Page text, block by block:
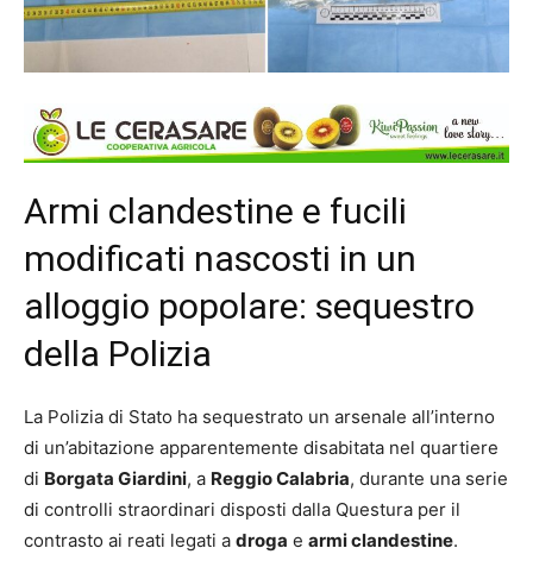
Armi clandestine e fucili
modificati nascosti in un
alloggio popolare: sequestro
della Polizia
La Polizia di Stato ha sequestrato un arsenale all’interno
di un’abitazione apparentemente disabitata nel quartiere
di Borgata Giardini, a Reggio Calabria, durante una serie
di controlli straordinari disposti dalla Questura per il
contrasto ai reati legati a droga e armi clandestine.